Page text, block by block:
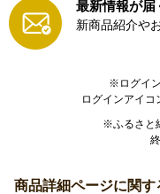
最新情報が届
新商品紹介や
※ログイ
ログインアイコ
※ふるさと
商品詳細ページに関す